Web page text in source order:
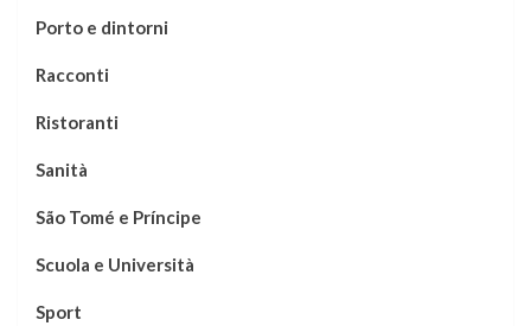
Porto e dintorni
Racconti
Ristoranti
Sanità
São Tomé e Príncipe
Scuola e Università
Sport